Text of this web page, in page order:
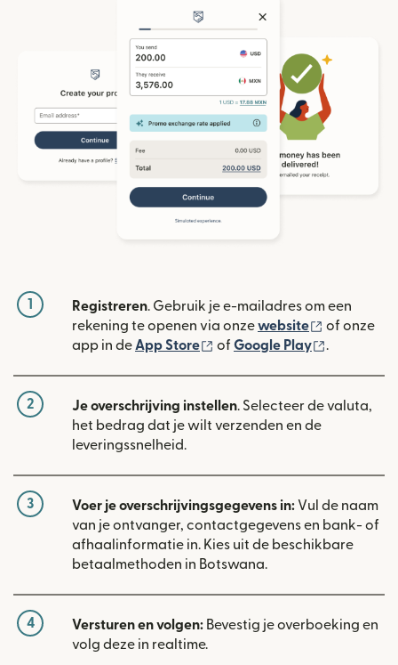
1 Registreren. Gebruik je e-mailadres om een
rekening te openen via onzewebsite (wordt
of onze
app in de App Store (wordt geopend in een
of Google Play .
2 Je overschrijving instellen. Selecteer de valuta,
het bedrag dat je wilt verzenden en de
leveringssnelheid.
3 Voer je overschrijvingsgegevens in: Vul de naam
van je ontvanger, contactgegevens en bank- of
afhaalinformatie in. Kies uit de beschikbare
betaalmethoden in Botswana.
4 Versturen en volgen: Bevestig je overboeking en
volg deze in realtime.